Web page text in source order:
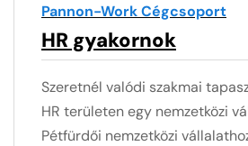
Pannon-Work Cégcsoport
HR gyakornok
Szeretnél valódi szakmai
HR területen egy nemzetközi
Pétfürdői nemzetközi